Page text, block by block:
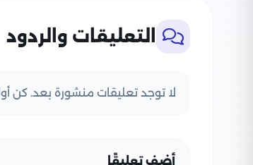
التعليقات والردود
لا توجد تعليقات منشورة بعد. كن
أضف تعليقًا